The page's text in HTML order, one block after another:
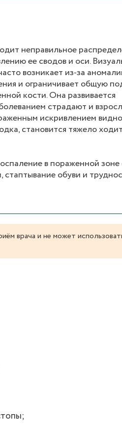
неправильное
ее сводов и оси.
возникает из-за
и ограничивает общую
кости. Она развивается
страдают и
искривлением
становится тяжело
в пораженной зоне
обуви и
врача и не может